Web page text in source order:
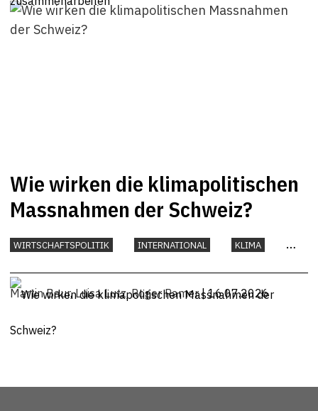
Wie wirken die klimapolitischen
Massnahmen der Schweiz?
WIRTSCHAFTSPOLITIK INTERNATIONAL
KLIMA
Martin Baur,Luisa Lutz,Roger Ramer| 16.07.2026